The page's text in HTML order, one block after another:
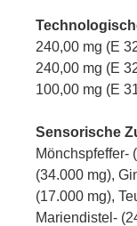
240,00 mg (E
240,00 mg (E
100,00 mg (E
Sensorische
Mönchspfeffer-
(34.000 mg),
(17.000 mg),
Mariendistel-